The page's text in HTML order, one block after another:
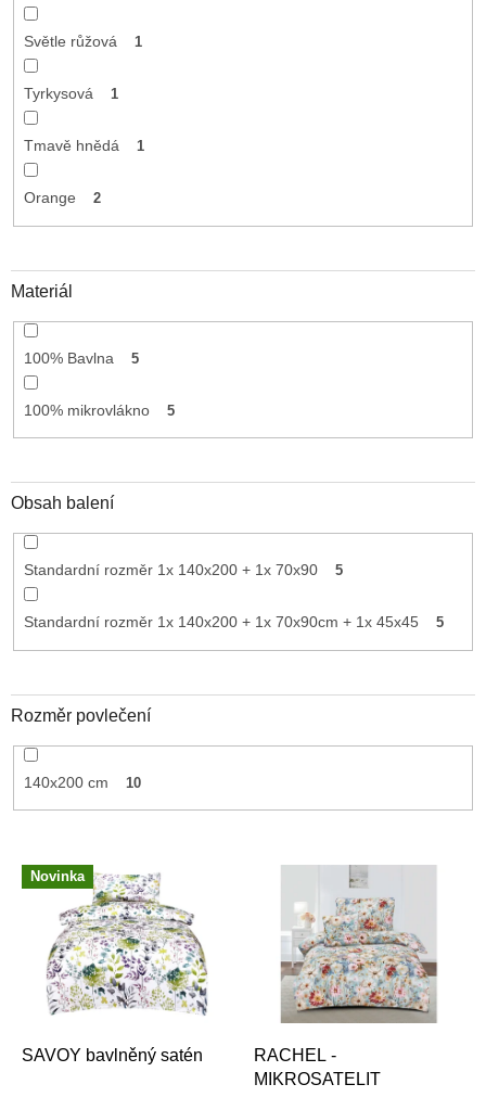
Světle růžová 1
Tyrkysová 1
Tmavě hnědá 1
Orange 2
Materiál
100% Bavlna 5
100% mikrovlákno 5
Obsah balení
Standardní rozměr 1x 140x200 + 1x 70x90 5
Standardní rozměr 1x 140x200 + 1x 70x90cm + 1x 45x45 5
Rozměr povlečení
140x200 cm 10
V Novinka
SAVOY bavlněný satén
RACHEL -
MIKROSATELIT